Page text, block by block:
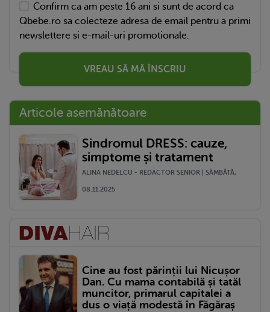
Confirm ca am peste 16 ani si sunt de acord ca
Qbebe.ro sa colecteze adresa de email pentru a primi
newslettere si e-mail-uri promotionale.
VREAU SĂ MĂ ÎNSCRIU
Articole asemănătoare
Sindromul DRESS: cauze,
simptome și tratament
ALINA NEDELCU - REDACTOR SENIOR | SÂMBĂTĂ,
08.11.2025
Cine au fost părinții lui Nicușor
Dan. Cu mama contabilă și tatăl
muncitor, primarul capitalei a
dus o viață modestă în Făgăraș